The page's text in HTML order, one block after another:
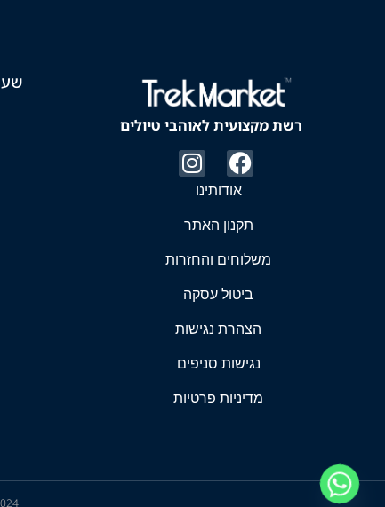
רשת מקצועית לאוהבי טיולים
אודותינו
תקנון האתר
משלוחים והחזרות
ביטול עסקה
הצהרת נגישות
נגישות סניפים
מדיניות פרטיות
2024 כל הזכויות שמורות לטרק מרקט